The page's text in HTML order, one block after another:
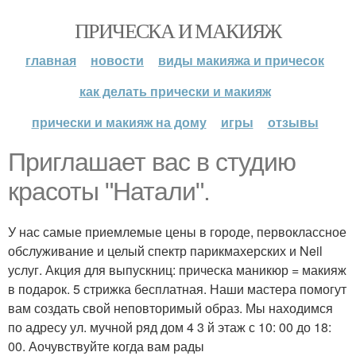
ПРИЧЕСКА И МАКИЯЖ
главная новости
виды макияжа и причесок
как делать прически и макияж
прически и макияж на дому
игры отзывы
Приглашает вас в студию
красоты "Натали".
У нас самые приемлемые цены в городе, первоклассное
обслуживание и целый спектр парикмахерских и Neil
услуг. Акция для выпускниц: прическа маникюр = макияж
в подарок. 5 стрижка бесплатная. Наши мастера помогут
вам создать свой неповторимый образ. Мы находимся
по адресу ул. мучной ряд дом 4 3 й этаж с 10: 00 до 18:
00. Аочувствуйте когда вам рады